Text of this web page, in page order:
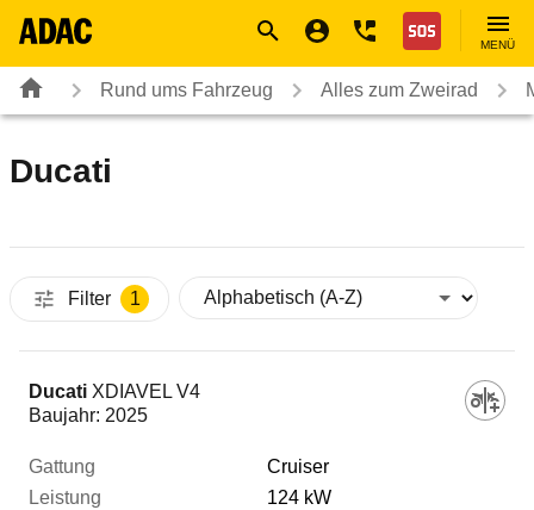
Nothilfe
MENÜ
Rund ums Fahrzeug Alles zum Zweirad
Ducati
Filter 1
Fahrzeug
Gattung
Ducati XDIAVEL V4
Baujahr: 2025
Cruiser
124 kW